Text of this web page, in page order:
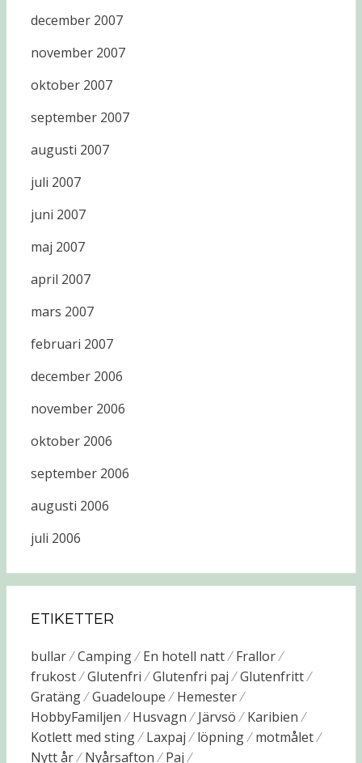
december 2007
november 2007
oktober 2007
september 2007
augusti 2007
juli 2007
juni 2007
maj 2007
april 2007
mars 2007
februari 2007
december 2006
november 2006
oktober 2006
september 2006
augusti 2006
juli 2006
ETIKETTER
bullar Camping En hotell natt
Frallor
frukost
Glutenfri Glutenfri paj
Glutenfritt
Gratäng
Guadeloupe
Hemester
HobbyFamiljen
Husvagn Järvsö
Karibien
Kotlett med sting
Laxpaj löpning
motmålet
Nytt år
Nyårsafton Paj